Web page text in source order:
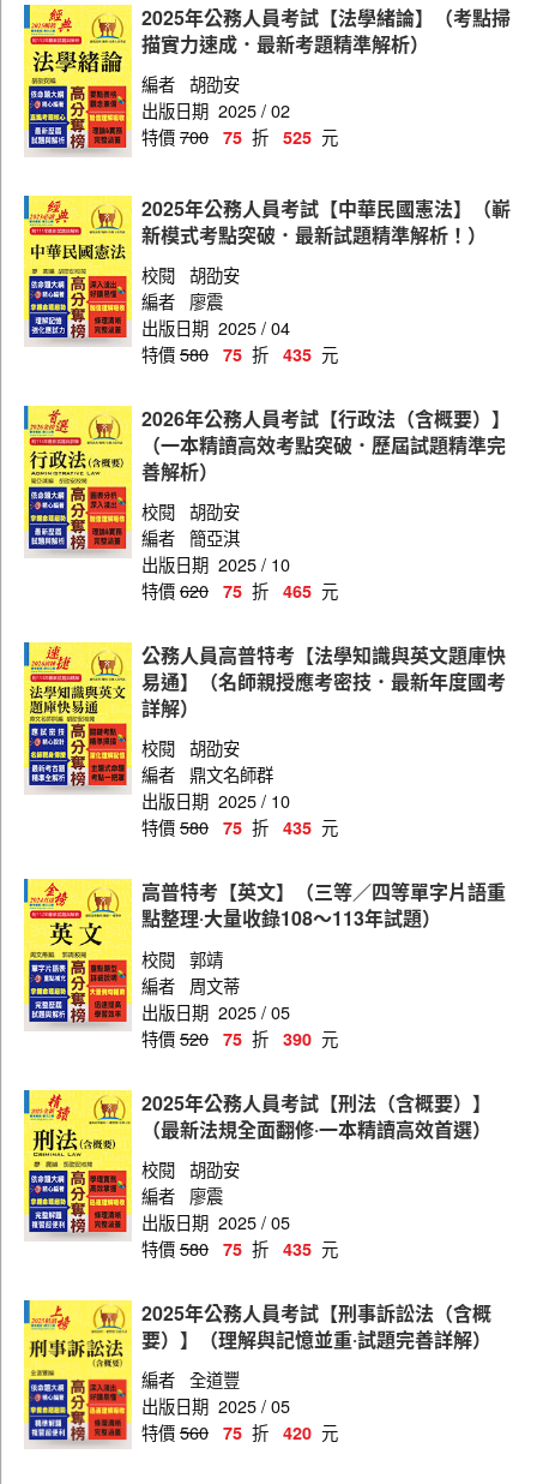
2025年公務人員考試【法學緒論】（考點掃
描實力速成．最新考題精準解析）
編者 胡劭安
出版日期 2025 / 02
特價700 75 折 525 元
2025年公務人員考試【中華民國憲法】（嶄
新模式考點突破．最新試題精準解析！）
校閱 胡劭安
編者
廖震
出版日期 2025 / 04
特價580 75 折 435 元
2026年公務人員考試【行政法（含概要）】
（一本精讀高效考點突破．歷屆試題精準完
善解析）
校閱 胡劭安
編者 簡亞淇
出版日期 2025 / 10
特價620 75 折 465 元
公務人員高普特考【法學知識與英文題庫快
易通】（名師親授應考密技．最新年度國考
詳解）
校閱 胡劭安
編者 鼎文名師群
出版日期 2025 / 10
特價580 75 折 435 元
高普特考【英文】（三等／四等單字片語重
點整理‧大量收錄108～113年試題）
校閱 郭靖
編者
周文蒂
出版日期 2025 / 05
特價520 75 折 390 元
2025年公務人員考試【刑法（含概要）】
（最新法規全面翻修‧一本精讀高效首選）
校閱 胡劭安
編者
廖震
出版日期 2025 / 05
特價580 75 折 435 元
2025年公務人員考試【刑事訴訟法（含概
要）】（理解與記憶並重‧試題完善詳解）
編者 全道豐
出版日期 2025 / 05
特價560 75 折 420 元